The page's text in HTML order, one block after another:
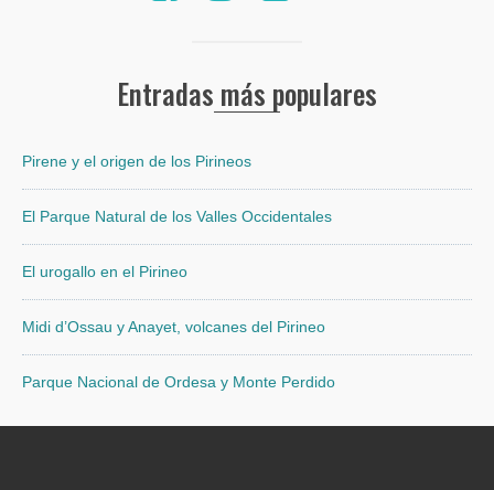
Entradas más populares
Pirene y el origen de los Pirineos
El Parque Natural de los Valles Occidentales
El urogallo en el Pirineo
Midi d’Ossau y Anayet, volcanes del Pirineo
Parque Nacional de Ordesa y Monte Perdido